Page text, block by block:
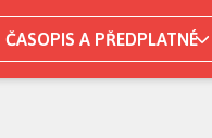
ČASOPIS A PŘEDPLATNÉ